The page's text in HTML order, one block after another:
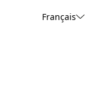
Français